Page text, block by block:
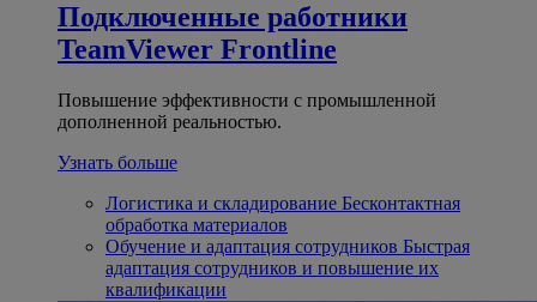
Подключенные работники
TeamViewer Frontline
Повышение эффективности с промышленной
дополненной реальностью.
Узнать больше
Логистика и складирование Бесконтактная
обработка материалов
Обучение и адаптация сотрудников Быстрая
адаптация сотрудников и повышение их
квалификации